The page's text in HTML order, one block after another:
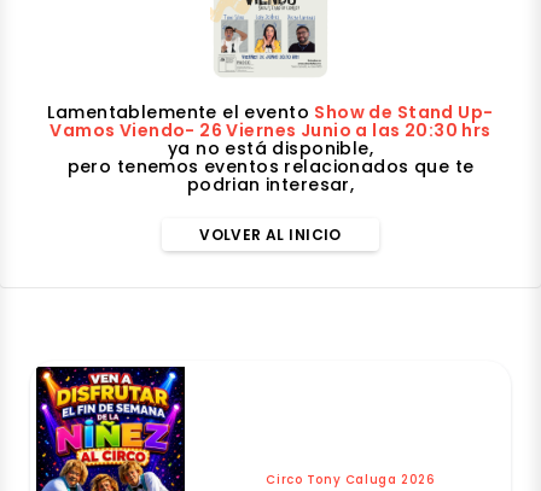
Lamentablemente el evento Show de Stand Up-
Vamos Viendo- 26 Viernes Junio a las 20:30 hrs
ya no está disponible,
pero tenemos eventos relacionados que te
podrian interesar,
VOLVER AL INICIO
Circo Tony Caluga 2026